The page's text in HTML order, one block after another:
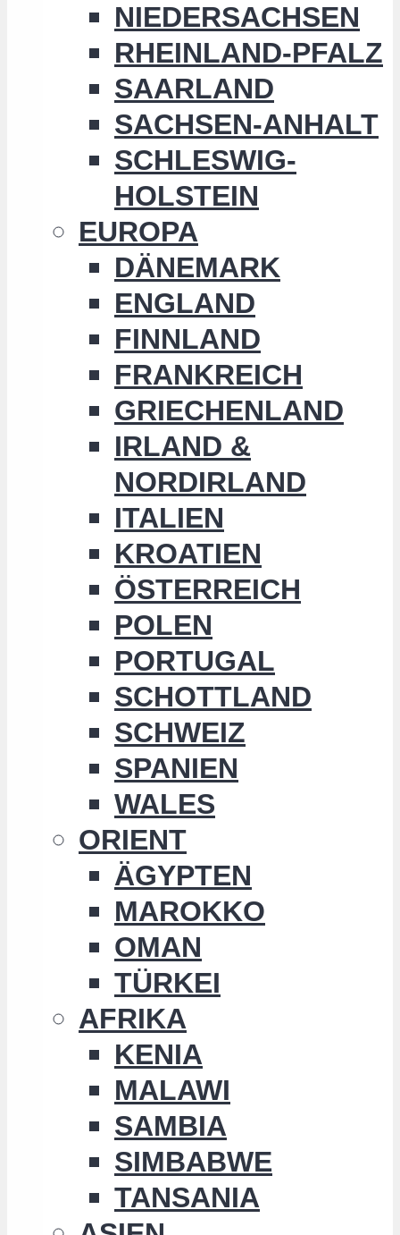
NIEDERSACHSEN
RHEINLAND-PFALZ
SAARLAND
SACHSEN-ANHALT
SCHLESWIG-
HOLSTEIN
EUROPA
DÄNEMARK
ENGLAND
FINNLAND
FRANKREICH
GRIECHENLAND
IRLAND &
NORDIRLAND
ITALIEN
KROATIEN
ÖSTERREICH
POLEN
PORTUGAL
SCHOTTLAND
SCHWEIZ
SPANIEN
WALES
ORIENT
ÄGYPTEN
MAROKKO
OMAN
TÜRKEI
AFRIKA
KENIA
MALAWI
SAMBIA
SIMBABWE
TANSANIA